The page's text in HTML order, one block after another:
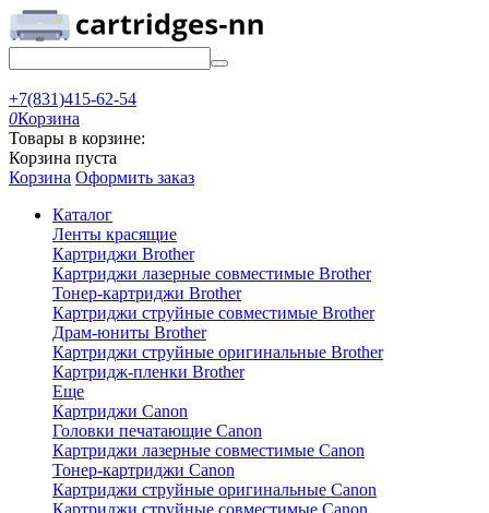
+7(831)415-62-54
0Корзина
Товары в корзине:
Корзина пуста
Корзина Оформить заказ
Каталог
Ленты красящие
Картриджи Brother
Картриджи лазерные совместимые Brother
Тонер-картриджи Brother
Картриджи струйные совместимые Brother
Драм-юниты Brother
Картриджи струйные оригинальные Brother
Картридж-пленки Brother
Еще
Картриджи Canon
Головки печатающие Canon
Картриджи лазерные совместимые Canon
Тонер-картриджи Canon
Картриджи струйные оригинальные Canon
Картриджи струйные совместимые Canon